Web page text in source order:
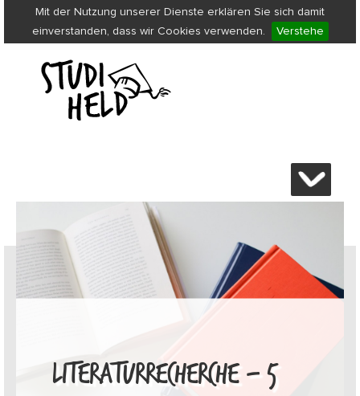
Mit der Nutzung unserer Dienste erklären Sie sich damit
einverstanden, dass wir Cookies verwenden.
Verstehe
LITERATURRECHERCHE – 5